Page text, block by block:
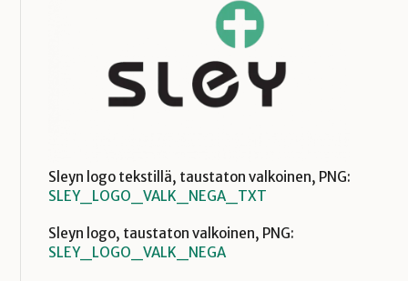
Sleyn logo tekstillä, taustaton valkoinen, PNG:
SLEY_LOGO_VALK_NEGA_TXT
Sleyn logo, taustaton valkoinen, PNG:
SLEY_LOGO_VALK_NEGA